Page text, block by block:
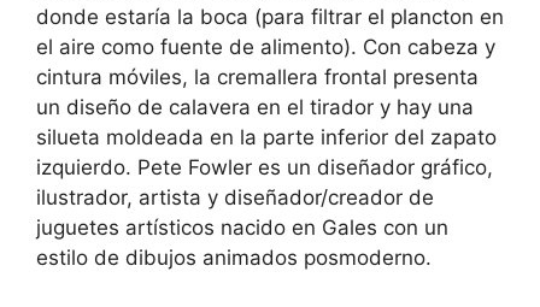
donde estaría la boca (para filtrar el plancton en
el aire como fuente de alimento). Con cabeza y
cintura móviles, la cremallera frontal presenta
un diseño de calavera en el tirador y hay una
silueta moldeada en la parte inferior del zapato
izquierdo. Pete Fowler es un diseñador gráfico,
ilustrador, artista y diseñador/creador de
juguetes artísticos nacido en Gales con un
estilo de dibujos animados posmoderno.